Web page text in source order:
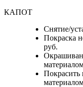
КАПОТ
Снятие/
Покраска
руб.
Покрасить